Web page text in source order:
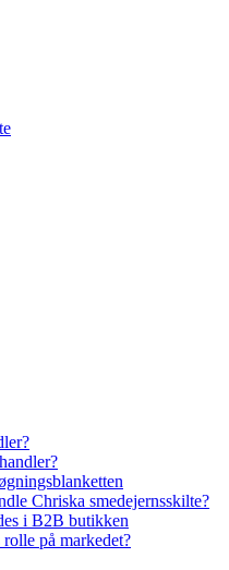
Chriska smedejernsskilte?
i B2B butikken
på markedet?